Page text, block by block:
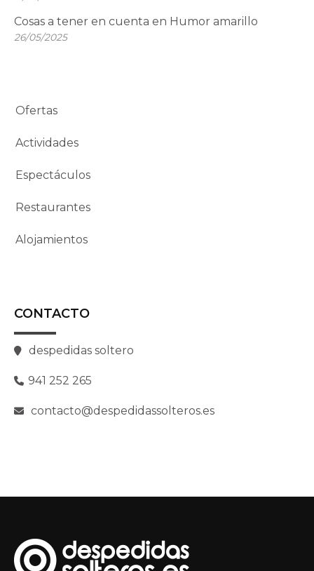
Cosas a tener en cuenta en Humor amarillo
26/05/2025
Ofertas
Actividades
Espectáculos
Restaurantes
Alojamientos
CONTACTO
despedidas soltero
941 252 265
contacto@despedidassolteros.es